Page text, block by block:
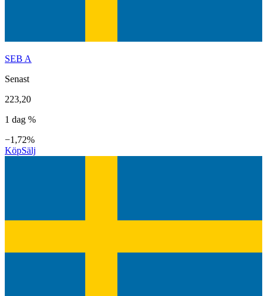
SEB A
Senast
223,20
1 dag %
−1,72%
KöpSälj